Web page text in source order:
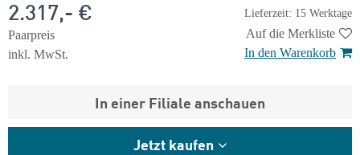
Lieferzeit: 15 Werktage
2.317,- €
Paarpreis
inkl. MwSt.
Auf die Merkliste
In den Warenkorb
In einer Filiale anschauen
Jetzt kaufen